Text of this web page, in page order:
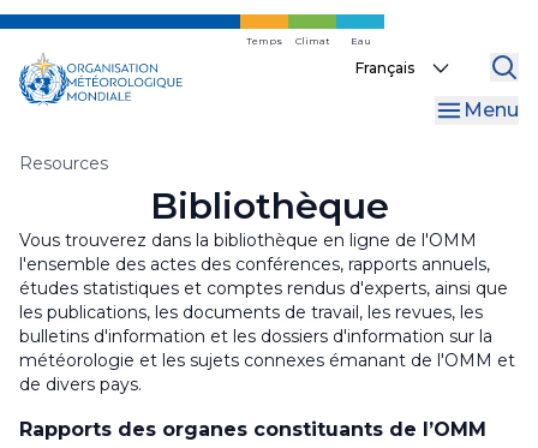
Skip
main
content
Temps Climat Eau
Select
Menu
MeteoWorld
Bibliothèque
Dashboards
Linguistic Resources
Fil
Resources
Bibliothèque
Vous trouverez dans la bibliothèque en ligne de l'OMM
l'ensemble des actes des conférences, rapports annuels,
études statistiques et comptes rendus d'experts, ainsi que
les publications, les documents de travail, les revues, les
bulletins d'information et les dossiers d'information sur la
météorologie et les sujets connexes émanant de l'OMM et
de divers pays.
Rapports des organes constituants de l’OMM